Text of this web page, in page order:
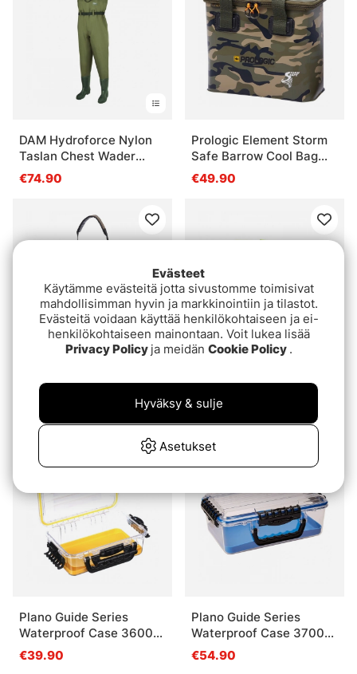
DAM Hydroforce Nylon
Taslan Chest Wader
Bootfoot Cleated
€74.90
Prologic Element Storm
Safe Barrow Cool Bag
Camo Medium 17L
€49.90
Sling Bag 1 Box 10 Bags
€54.90
Discontinued Colors
Plano Guide Series
Waterproof Case 3600
Yellow
€39.90
Plano Guide Series
Waterproof Case 3700
Blue
€54.90
Evästeet
Käytämme evästeitä jotta sivustomme toimisivat
mahdollisimman hyvin ja markkinointiin ja tilastot.
Evästeitä voidaan käyttää henkilökohtaiseen ja ei-
henkilökohtaiseen mainontaan. Voit lukea lisää
Privacy Policy ja meidän Cookie Policy .
Asetukset
Hyväksy & sulje